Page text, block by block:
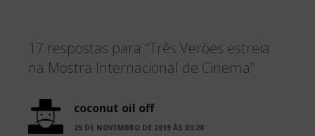
e
b
o
o
t
t
r
r
e
17 respostas para “Três Verões estreia
na Mostra Internacional de Cinema”
coconut oil off
25 DE NOVEMBRO DE 2019 ÀS 03:28